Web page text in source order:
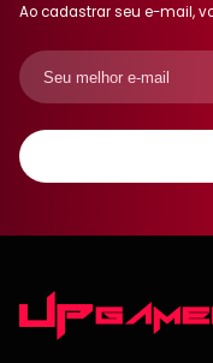
Ao cadastrar seu e-mail,